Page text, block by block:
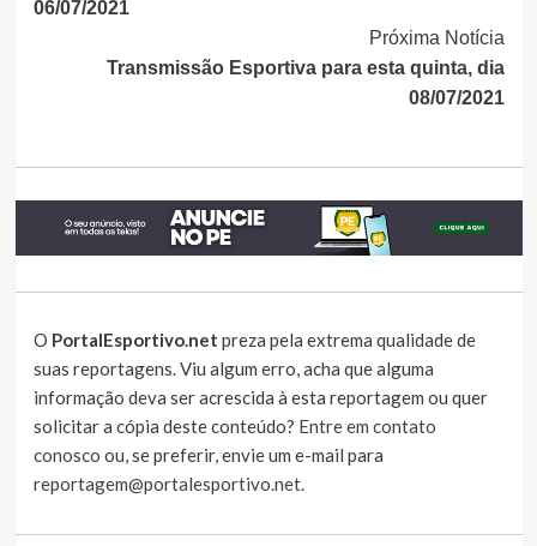
06/07/2021
Próxima Notícia
Transmissão Esportiva para esta quinta, dia
08/07/2021
O PortalEsportivo.net preza pela extrema qualidade de
suas reportagens. Viu algum erro, acha que alguma
informação deva ser acrescida à esta reportagem ou quer
solicitar a cópia deste conteúdo? Entre em contato
conosco ou, se preferir, envie um e-mail para
reportagem@portalesportivo.net.